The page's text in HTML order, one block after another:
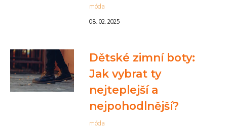
móda
08. 02. 2025
Dětské zimní boty:
Jak vybrat ty
nejteplejší a
nejpohodlnější?
móda